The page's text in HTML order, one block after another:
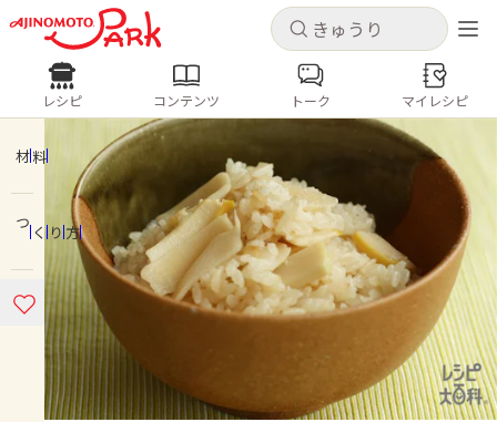
キャンセル
ログインするとレシピを保存できます
ログイン
ホーム
コンテンツ
レシピ
キャンセル
レシピ コンテンツ
人気の食材・レシピ
きゅうり なす トマト
とうもろこし
ピーマン
みょうが ゴーヤ
レシピ コンテンツ トーク マイレシピ
材料
つくり方